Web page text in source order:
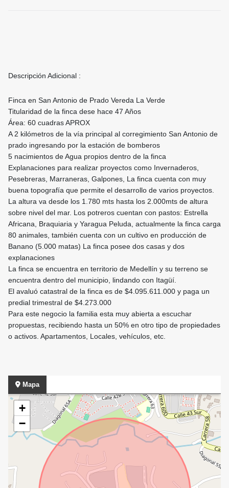
Descripción Adicional :
Finca en San Antonio de Prado Vereda La Verde
Titularidad de la finca dese hace 47 Años
Área: 60 cuadras APROX
A 2 kilómetros de la vía principal al corregimiento San Antonio de
prado ingresando por la estación de bomberos
5 nacimientos de Agua propios dentro de la finca
Explanaciones para realizar proyectos como Invernaderos,
Pesebreras, Marraneras, Galpones, La finca cuenta con muy
buena topografía que permite el desarrollo de varios proyectos.
La altura va desde los 1.780 mts hasta los 2.000mts de altura
sobre nivel del mar. Los potreros cuentan con pastos: Estrella
Africana, Braquiaria y Yaragua Peluda, actualmente la finca carga
80 animales, también cuenta con un cultivo en producción de
Banano (5.000 matas) La finca posee dos casas y dos
explanaciones
La finca se encuentra en territorio de Medellín y su terreno se
encuentra dentro del municipio, lindando con Itagüí.
El avaluó catastral de la finca es de $4.095.611.000 y paga un
predial trimestral de $4.273.000
Para este negocio la familia esta muy abierta a escuchar
propuestas, recibiendo hasta un 50% en otro tipo de propiedades
o activos. Apartamentos, Locales, vehículos, etc.
Mapa
+
−